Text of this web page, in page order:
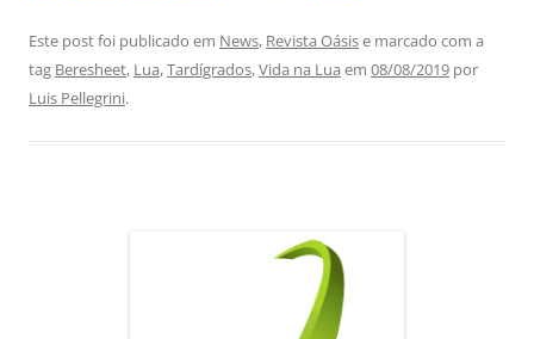
c
e
at
s
k
e
e
gr
ai
l
ar
e
Este post foi publicado em News, Revista Oásise marcado com a
tag Beresheet, Lua,Tardígrados,Vida na Lua em 08/08/2019 por
Luis Pellegrini.